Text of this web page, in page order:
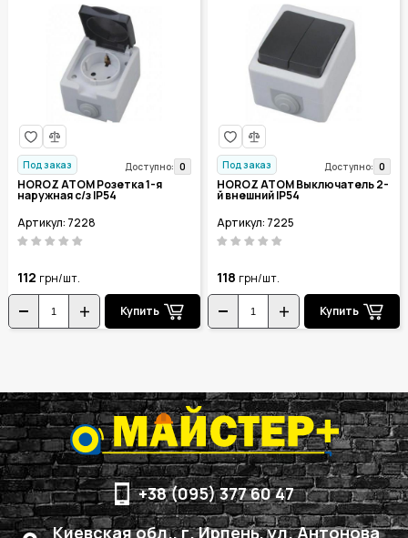
Под заказ Доступно: 0
HOROZ ATOM Розетка 1-я
наружная с/з IP54
Артикул: 7228
112 грн/шт.
Купить
Под заказ Доступно: 0
HOROZ ATOM Выключатель 2-
й внешний IP54
Артикул: 7225
118 грн/шт.
Купить
+38 (095) 377 60 47
Киевская обл., г. Ирпень, ул. Антонова